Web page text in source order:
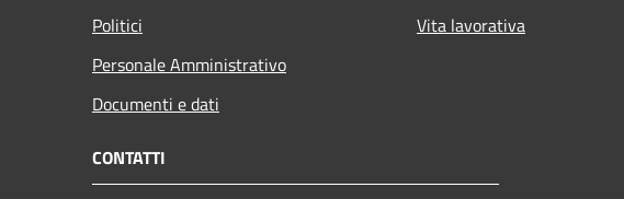
Politici
Personale Amministrativo
Documenti e dati
Vita lavorativa
CONTATTI